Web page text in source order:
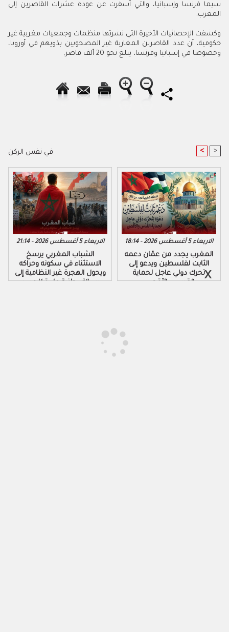
سيما فرنسا وإسبانيا، والتي أسفرت عن عودة عشرات القاصرين إلى
المغرب.
وكشفت الإحصائيات الأخيرة التي نشرتها منظمات وجمعيات مغربية غير
حكومية، أن عدد القاصرين المغاربة غير المصحوبين بذويهم في أوروبا،
وخصوصا في إسبانيا وفرنسا، يبلغ نحو 20 ألف قاصر.
في نفس الركن < >
الاربعاء 5 أغسطس 2026 - 21:14
الشباب المغربي يرسخ
الاستثناء في سكونه وحراكه
ويحول الهجرة غير النظامية إلى
رسالة وطنية عابرة للحدود
الاربعاء 5 أغسطس 2026 - 18:14
المغرب يجدد من عمّان دعمه
الثابت لفلسطين ويدعو إلى
تحرك دولي عاجل لحماية
القدس والأقصى